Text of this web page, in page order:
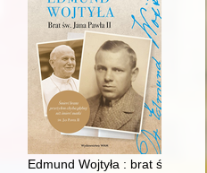
małżeństwa Siemowita IV z
Edmund Wojtyła : brat św. Jana